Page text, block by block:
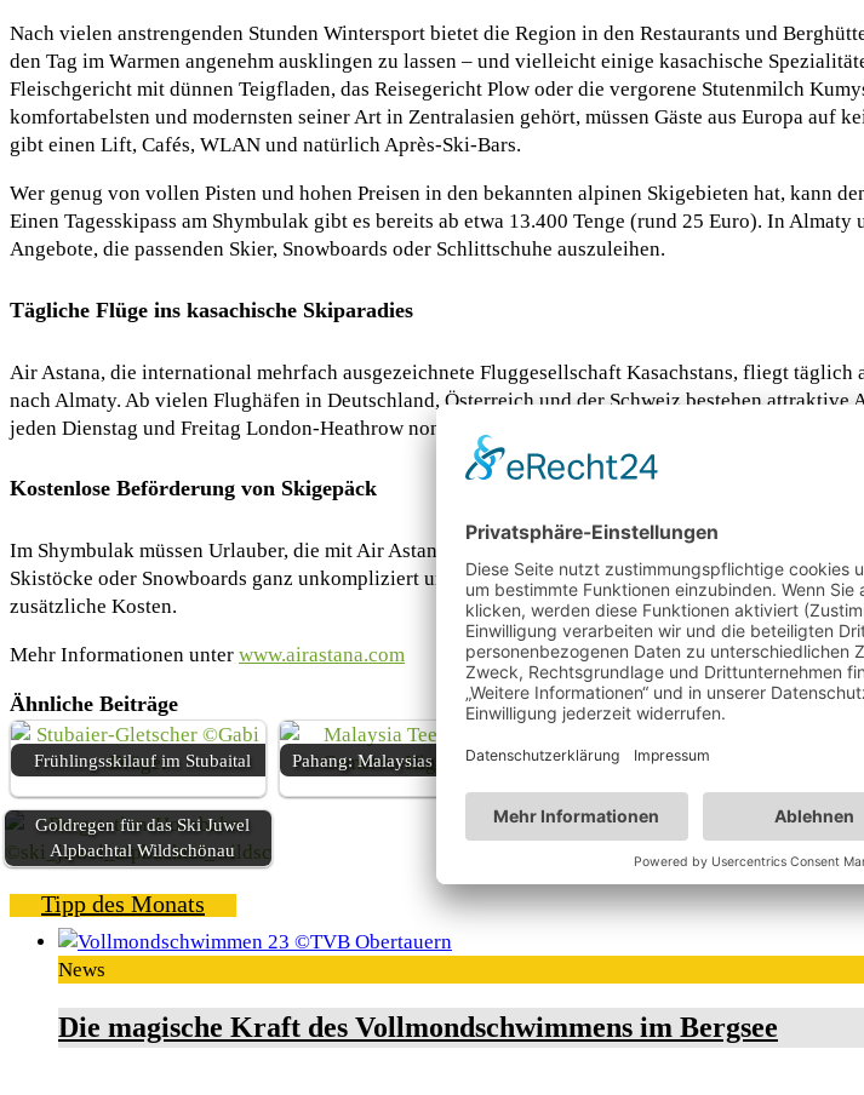
Nach vielen anstrengenden Stunden Wintersport bietet die Region in den Restaurants und
den Tag im Warmen angenehm ausklingen zu lassen – und vielleicht einige kasachische
Fleischgericht mit dünnen Teigfladen, das Reisegericht Plow oder die vergorene Stutenmilch
komfortabelsten und modernsten seiner Art in Zentralasien gehört, müssen Gäste aus Europa auf
gibt einen Lift, Cafés, WLAN und natürlich Après-Ski-Bars.
Wer genug von vollen Pisten und hohen Preisen in den bekannten alpinen Skigebieten hat, kann
Einen Tagesskipass am Shymbulak gibt es bereits ab etwa 13.400 Tenge (rund 25 Euro). In Almaty
Angebote, die passenden Skier, Snowboards oder Schlittschuhe auszuleihen.
Tägliche Flüge ins kasachische Skiparadies
Air Astana, die international mehrfach ausgezeichnete Fluggesellschaft Kasachstans, fliegt täglich
nach Almaty. Ab vielen Flughäfen in Deutschland, Österreich und der Schweiz bestehen
jeden Dienstag und Freitag London-Heathrow nonstop nach Almaty.
Kostenlose Beförderung von Skigepäck
Im Shymbulak müssen Urlauber, die mit Air Astana nach Almaty fliegen, nicht auf ihre
Skistöcke oder Snowboards ganz unkompliziert und ohne Aufpreis auf den Air-Astana-Flügen
zusätzliche Kosten.
Mehr Informationen unter www.airastana.com
Ähnliche Beiträge
Frühlingsskilauf im Stubaital
Pahang: Malaysias grünes Herz
Goldregen für das Ski Juwel
Alpbachtal Wildschönau
Tipp des Monats
News
Die magische Kraft des Vollmondschwimmens im Bergsee